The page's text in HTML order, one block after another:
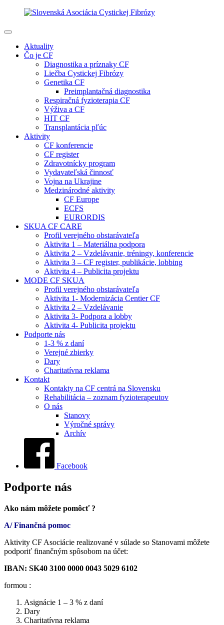
Aktuality
Čo je CF
Diagnostika a príznaky CF
Liečba Cystickej Fibrózy
Genetika CF
Preimplantačná diagnostika
Respiračná fyzioterapia CF
Výživa a CF
HIT CF
Transplantácia pľúc
Aktivity
CF konferencie
CF register
Zdravotnícky program
Vydavateľská činnosť
Vojna na Ukrajine
Medzinárodné aktivity
CF Europe
ECFS
EURORDIS
SKUA CF CARE
Profil verejného obstarávateľa
Aktivita 1 – Materiálna podpora
Aktivita 2 – Vzdelávanie, tréningy, konferencie
Aktivita 3 – CF register, publikácie, lobbing
Aktivita 4 – Publicita projektu
MODE CF SKUA
Profil verejného obstarávateľa
Aktivita 1- Modernizácia Centier CF
Aktivita 2 – Vzdelávanie
Aktivita 3- Podpora a lobby
Aktivita 4- Publicita projektu
Podporte nás
1-3 % z daní
Verejné zbierky
Dary
Charitatívna reklama
Kontakt
Kontakty na CF centrá na Slovensku
Rehabilitácia – zoznam fyzioterapeutov
O nás
Stanovy
Výročné správy
Archív
Facebook
Podporte nás
Ako nám môžete pomôcť ?
A/ Finančná pomoc
Aktivity CF Asociácie realizované v súlade so Stanovami môžete
podporiť finančným spôsobom na účet:
IBAN: SK40 3100 0000 0043 5029 6102
formou :
Asignácie 1 – 3 % z daní
Dary
Charitatívna reklama